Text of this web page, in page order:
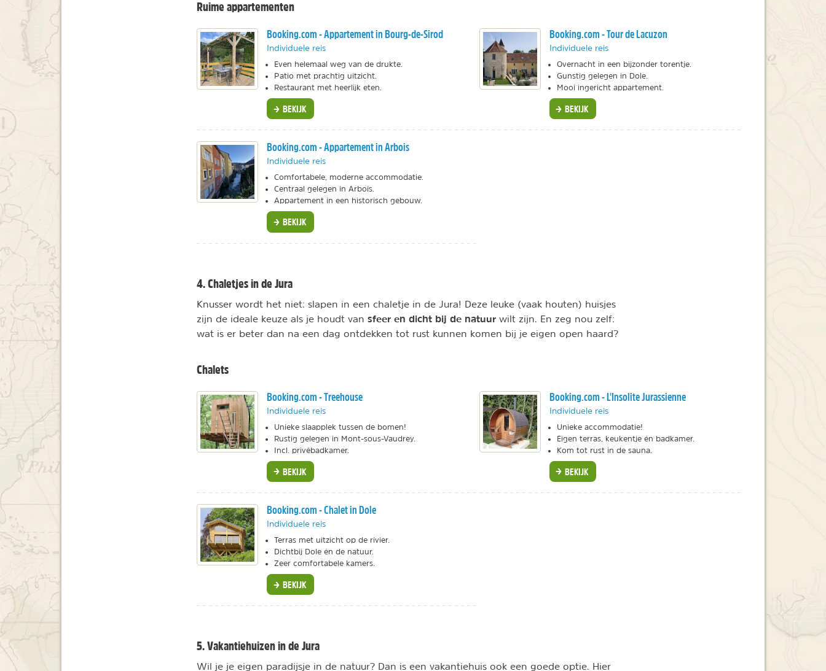
Ruime appartementen
Booking.com - Appartement in Bourg-de-Sirod
Individuele reis
Even helemaal weg van de drukte.
Patio met prachtig uitzicht.
Restaurant met heerlijk eten.
BEKIJK
Booking.com - Tour de Lacuzon
Individuele reis
Overnacht in een bijzonder torentje.
Gunstig gelegen in Dole.
Mooi ingericht appartement.
BEKIJK
Booking.com - Appartement in Arbois
Individuele reis
Comfortabele, moderne accommodatie.
Centraal gelegen in Arbois.
Appartement in een historisch gebouw.
BEKIJK
4. Chaletjes in de Jura
Knusser wordt het niet: slapen in een chaletje in de Jura! Deze leuke (vaak houten) huisjes
zijn de ideale keuze als je houdt van sfeer en dicht bij de natuur wilt zijn. En zeg nou zelf:
wat is er beter dan na een dag ontdekken tot rust kunnen komen bij je eigen open haard?
Chalets
Booking.com - Treehouse
Individuele reis
Unieke slaapplek tussen de bomen!
Rustig gelegen in Mont-sous-Vaudrey.
Incl. privébadkamer.
BEKIJK
Booking.com - L'Insolite Jurassienne
Individuele reis
Unieke accommodatie!
Eigen terras, keukentje én badkamer.
Kom tot rust in de sauna.
BEKIJK
Booking.com - Chalet in Dole
Individuele reis
Terras met uitzicht op de rivier.
Dichtbij Dole én de natuur.
Zeer comfortabele kamers.
BEKIJK
5. Vakantiehuizen in de Jura
Wil je je eigen paradijsje in de natuur? Dan is een vakantiehuis ook een goede optie. Hier